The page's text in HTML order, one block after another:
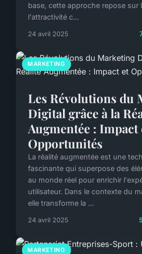
base, cette approche repose sur
l'attractivité c...
24 avril 2025
MARKETING
Les Révolutions du
Digital grâce à la
Augmentée : Impact
Opportunités
La réalité augmentée est une
fascinante qui superpose des
au monde réel pour enrichir
utilisateur. Dans le contexte du
elle transforme la ...
24 avril 2025
MARKETING